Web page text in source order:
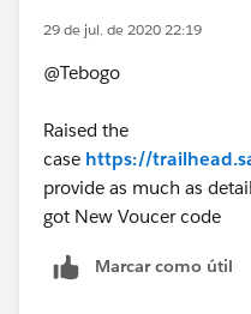
29 de jul. de 2020 22:19
@Tebogo
Raised the
case https://
provide as much as
got New Voucer code
Marcar como útil